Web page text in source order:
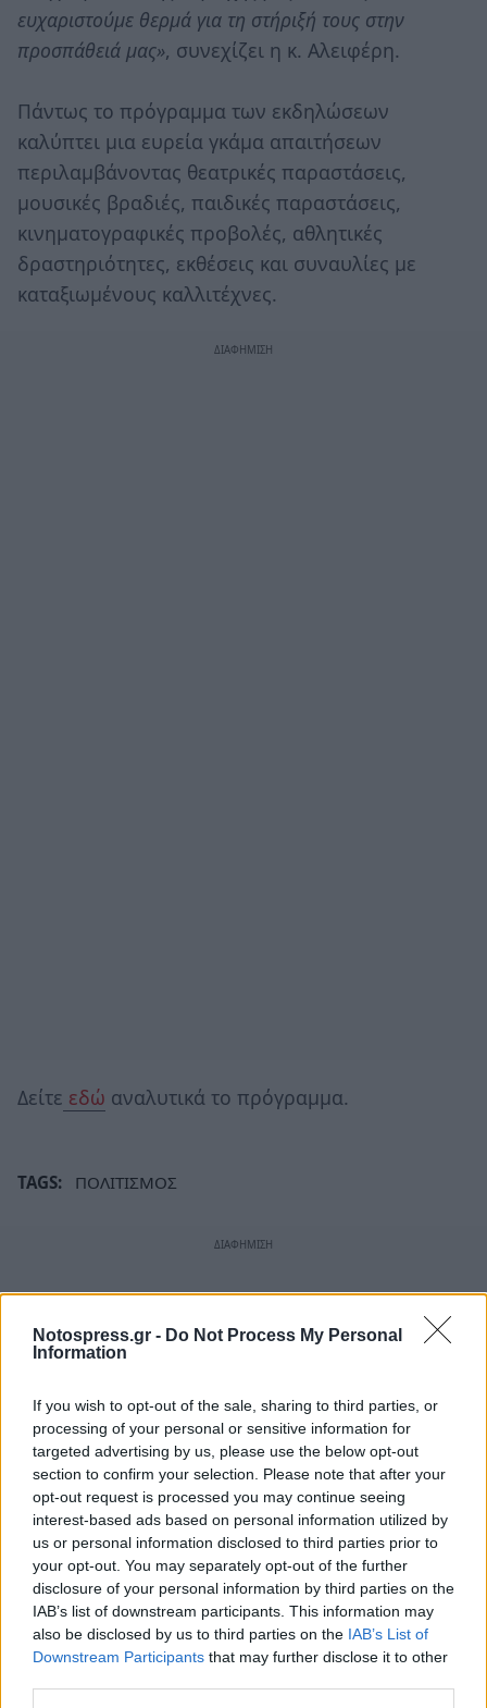
Notospress.gr - Do Not Process My Personal
Information
If you wish to opt-out of the sale, sharing to third parties, or
processing of your personal or sensitive information for
targeted advertising by us, please use the below opt-out
section to confirm your selection. Please note that after your
opt-out request is processed you may continue seeing
interest-based ads based on personal information utilized by
us or personal information disclosed to third parties prior to
your opt-out. You may separately opt-out of the further
disclosure of your personal information by third parties on the
IAB’s list of downstream participants. This information may
also be disclosed by us to third parties on the IAB’s List of
Downstream Participants that may further disclose it to other
ευχαριστούμε θερμά για τη στήριξή τους στην
προσπάθειά μας», συνεχίζει η κ. Αλειφέρη.
Πάντως το πρόγραμμα των εκδηλώσεων
καλύπτει μια ευρεία γκάμα απαιτήσεων
περιλαμβάνοντας θεατρικές παραστάσεις,
μουσικές βραδιές, παιδικές παραστάσεις,
κινηματογραφικές προβολές, αθλητικές
δραστηριότητες, εκθέσεις και συναυλίες με
καταξιωμένους καλλιτέχνες.
Δείτε εδώ αναλυτικά το πρόγραμμα.
TAGS: ΠΟΛΙΤΙΣΜΟΣ